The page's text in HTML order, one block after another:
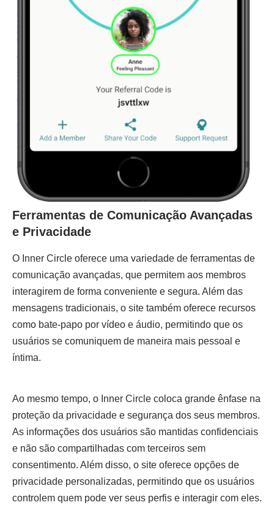
Ferramentas de Comunicação Avançadas
e Privacidade
O Inner Circle oferece uma variedade de ferramentas de
comunicação avançadas, que permitem aos membros
interagirem de forma conveniente e segura. Além das
mensagens tradicionais, o site também oferece recursos
como bate-papo por vídeo e áudio, permitindo que os
usuários se comuniquem de maneira mais pessoal e
íntima.
Ao mesmo tempo, o Inner Circle coloca grande ênfase na
proteção da privacidade e segurança dos seus membros.
As informações dos usuários são mantidas confidenciais
e não são compartilhadas com terceiros sem
consentimento. Além disso, o site oferece opções de
privacidade personalizadas, permitindo que os usuários
controlem quem pode ver seus perfis e interagir com eles.